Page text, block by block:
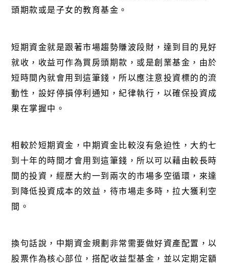
頭期款或是子女的教育基金。
短期資金就是跟著市場趨勢賺波段財，達到目的見好
就收，收益可作為買房頭期款，或是創業基金，由於
短時間內就會用到這筆錢，所以應注意投資標的的流
動性，設好停損停利通知，紀律執行，以確保投資成
果在掌握中。
相較於短期資金，中期資金比較沒有急迫性，大約七
到十年的時間才會用到這筆錢，所以可以藉由較長時
間的投資，經歷大約一到兩次的市場多空循環，來達
到降低投資成本的效益，待市場走多時，拉大獲利空
間。
換句話說，中期資金規劃非常需要做好資產配置，以
股票作為核心部位，搭配收益型基金，並以定期定額